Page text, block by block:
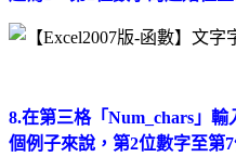
8.在第三格「Num_chars」
個例子來說，第2位數字至第